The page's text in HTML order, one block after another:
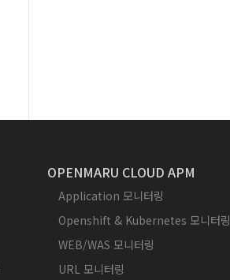
OPENMARU CLOUD APM
Application 모니터링
Openshift & Kubernetes 모니터링
WEB/WAS 모니터링
URL 모니터링